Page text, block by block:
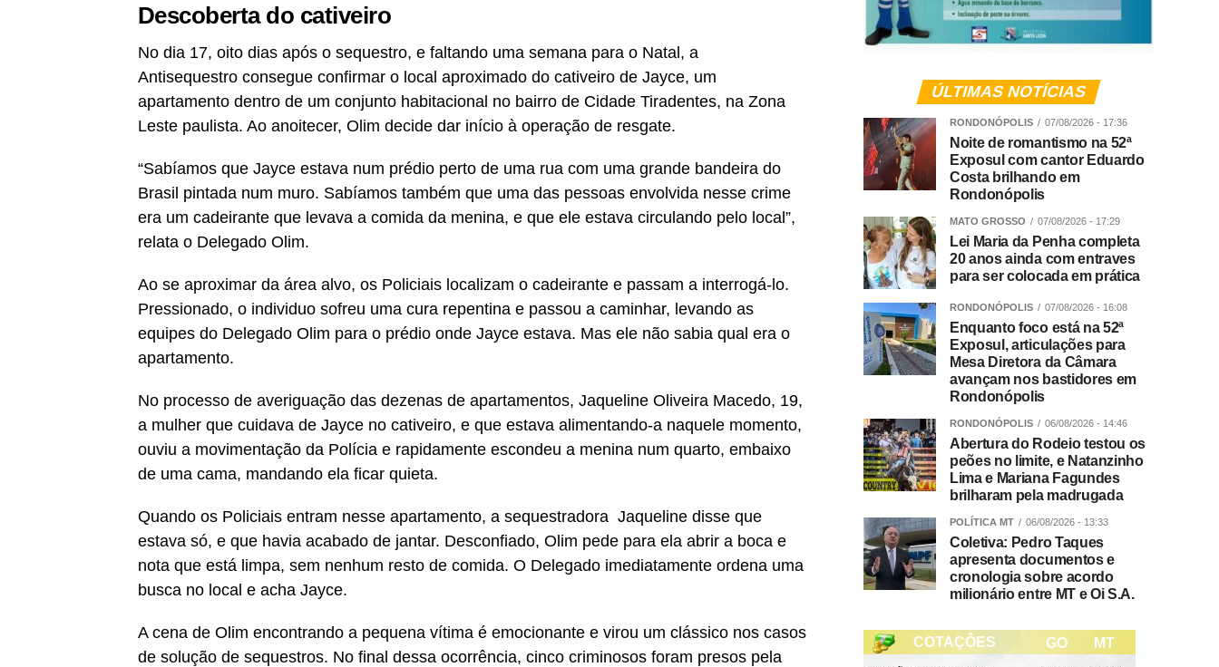
Descoberta do cativeiro
No dia 17, oito dias após o sequestro, e faltando uma semana para o Natal, a
Antisequestro consegue confirmar o local aproximado do cativeiro de Jayce, um
apartamento dentro de um conjunto habitacional no bairro de Cidade Tiradentes, na Zona
Leste paulista. Ao anoitecer, Olim decide dar início à operação de resgate.
“Sabíamos que Jayce estava num prédio perto de uma rua com uma grande bandeira do
Brasil pintada num muro. Sabíamos também que uma das pessoas envolvida nesse crime
era um cadeirante que levava a comida da menina, e que ele estava circulando pelo local”,
relata o Delegado Olim.
Ao se aproximar da área alvo, os Policiais localizam o cadeirante e passam a interrogá-lo.
Pressionado, o individuo sofreu uma cura repentina e passou a caminhar, levando as
equipes do Delegado Olim para o prédio onde Jayce estava. Mas ele não sabia qual era o
apartamento.
No processo de averiguação das dezenas de apartamentos, Jaqueline Oliveira Macedo, 19,
a mulher que cuidava de Jayce no cativeiro, e que estava alimentando-a naquele momento,
ouviu a movimentação da Polícia e rapidamente escondeu a menina num quarto, embaixo
de uma cama, mandando ela ficar quieta.
Quando os Policiais entram nesse apartamento, a sequestradora Jaqueline disse que
estava só, e que havia acabado de jantar. Desconfiado, Olim pede para ela abrir a boca e
nota que está limpa, sem nenhum resto de comida. O Delegado imediatamente ordena uma
busca no local e acha Jayce.
A cena de Olim encontrando a pequena vítima é emocionante e virou um clássico nos casos
de solução de sequestros. No final dessa ocorrência, cinco criminosos foram presos pela
ÚLTIMAS NOTÍCIAS
RONDONÓPOLIS 07/08/2026 - 17:36
Noite de romantismo na 52ª
Exposul com cantor Eduardo
Costa brilhando em
Rondonópolis
MATO GROSSO 07/08/2026 - 17:29
Lei Maria da Penha completa
20 anos ainda com entraves
para ser colocada em prática
RONDONÓPOLIS 07/08/2026 - 16:08
Enquanto foco está na 52ª
Exposul, articulações para
Mesa Diretora da Câmara
avançam nos bastidores em
Rondonópolis
RONDONÓPOLIS 06/08/2026 - 14:46
Abertura do Rodeio testou os
peões no limite, e Natanzinho
Lima e Mariana Fagundes
brilharam pela madrugada
POLÍTICA MT 06/08/2026 - 13:33
Coletiva: Pedro Taques
apresenta documentos e
cronologia sobre acordo
milionário entre MT e Oi S.A.